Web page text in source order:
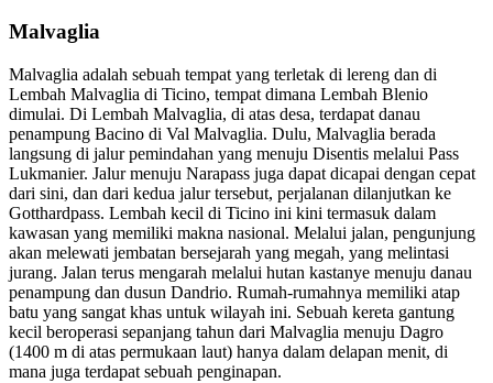
Malvaglia
Malvaglia adalah sebuah tempat yang terletak di lereng dan di
Lembah Malvaglia di Ticino, tempat dimana Lembah Blenio
dimulai. Di Lembah Malvaglia, di atas desa, terdapat danau
penampung Bacino di Val Malvaglia. Dulu, Malvaglia berada
langsung di jalur pemindahan yang menuju Disentis melalui Pass
Lukmanier. Jalur menuju Narapass juga dapat dicapai dengan cepat
dari sini, dan dari kedua jalur tersebut, perjalanan dilanjutkan ke
Gotthardpass. Lembah kecil di Ticino ini kini termasuk dalam
kawasan yang memiliki makna nasional. Melalui jalan, pengunjung
akan melewati jembatan bersejarah yang megah, yang melintasi
jurang. Jalan terus mengarah melalui hutan kastanye menuju danau
penampung dan dusun Dandrio. Rumah-rumahnya memiliki atap
batu yang sangat khas untuk wilayah ini. Sebuah kereta gantung
kecil beroperasi sepanjang tahun dari Malvaglia menuju Dagro
(1400 m di atas permukaan laut) hanya dalam delapan menit, di
mana juga terdapat sebuah penginapan.